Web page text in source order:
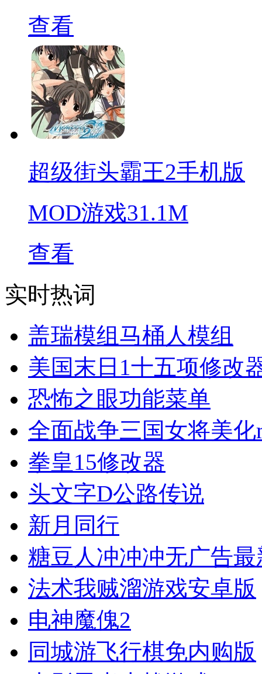
查看
超级街头霸王2手机版
MOD游戏31.1M
查看
实时热词
盖瑞模组马桶人模组
美国末日1十五项修改
恐怖之眼功能菜单
全面战争三国女将美化
拳皇15修改器
头文字D公路传说
新月同行
糖豆人冲冲冲无广告最
法术我贼溜游戏安卓版
电神魔傀2
同城游飞行棋免内购版